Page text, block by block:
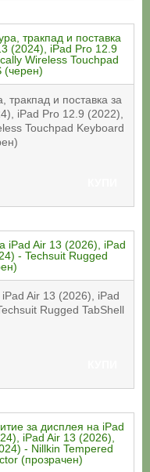
тракпад и поставка за
iPad Pro 12.9 (2022),
Touchpad Keyboard
Air 13 (2026), iPad
Rugged TabShell